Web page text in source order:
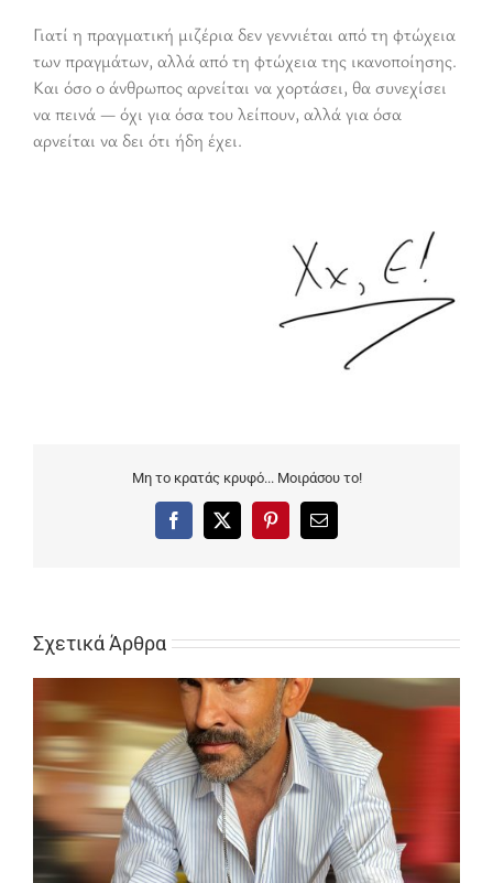
Γιατί η πραγματική μιζέρια δεν γεννιέται από τη φτώχεια
των πραγμάτων, αλλά από τη φτώχεια της ικανοποίησης.
Και όσο ο άνθρωπος αρνείται να χορτάσει, θα συνεχίσει
να πεινά — όχι για όσα του λείπουν, αλλά για όσα
αρνείται να δει ότι ήδη έχει.
Μη το κρατάς κρυφό... Μοιράσου το!
Facebook
X PinterestEmail
Σχετικά Άρθρα
Της Οσίας Κεντραρισμένης Μαλακίας το Ανάγνωσμα…
Πρόσχωμεν!